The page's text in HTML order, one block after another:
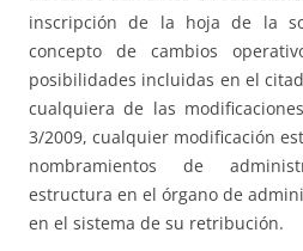
inscripción de la hoja de la
concepto de cambios
posibilidades incluidas en el
cualquiera de las
3/2009, cualquier modificación
nombramientos de
estructura en el órgano de
en el sistema de su retribución.